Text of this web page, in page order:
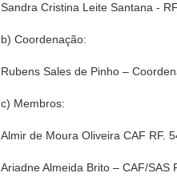
Sandra Cristina Leite Santana -
b) Coordenação:
Rubens Sales de Pinho –
c) Membros:
Almir de Moura Oliveira CAF RF.
Ariadne Almeida Brito – CAF/